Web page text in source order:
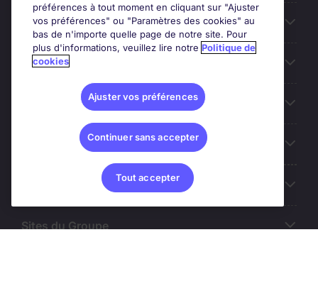
Entreprises
Contact
Les avis Google
Nos offres d'emploi
Sites du Groupe
préférences à tout moment en cliquant sur "Ajuster
vos préférences" ou "Paramètres des cookies" au
bas de n'importe quelle page de notre site. Pour
plus d'informations, veuillez lire notre Politique de
cookies
Ajuster vos préférences
Continuer sans accepter
Tout accepter